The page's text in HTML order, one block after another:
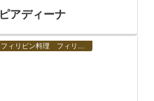
ピアディーナ
フィリピン料理 フィリピンの食べ物